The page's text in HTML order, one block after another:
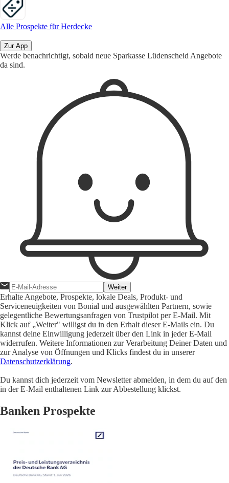
Alle Prospekte für Herdecke
Zur App
Werde benachrichtigt, sobald neue Sparkasse Lüdenscheid Angebote
da sind.
Weiter
Erhalte Angebote, Prospekte, lokale Deals, Produkt- und
Serviceneuigkeiten von Bonial und ausgewählten Partnern, sowie
gelegentliche Bewertungsanfragen von Trustpilot per E-Mail. Mit
Klick auf „Weiter" willigst du in den Erhalt dieser E-Mails ein. Du
kannst deine Einwilligung jederzeit über den Link in jeder E-Mail
widerrufen. Weitere Informationen zur Verarbeitung Deiner Daten und
zur Analyse von Öffnungen und Klicks findest du in unserer
Datenschutzerklärung.
Du kannst dich jederzeit vom Newsletter abmelden, in dem du auf den
in der E-Mail enthaltenen Link zur Abbestellung klickst.
Banken Prospekte